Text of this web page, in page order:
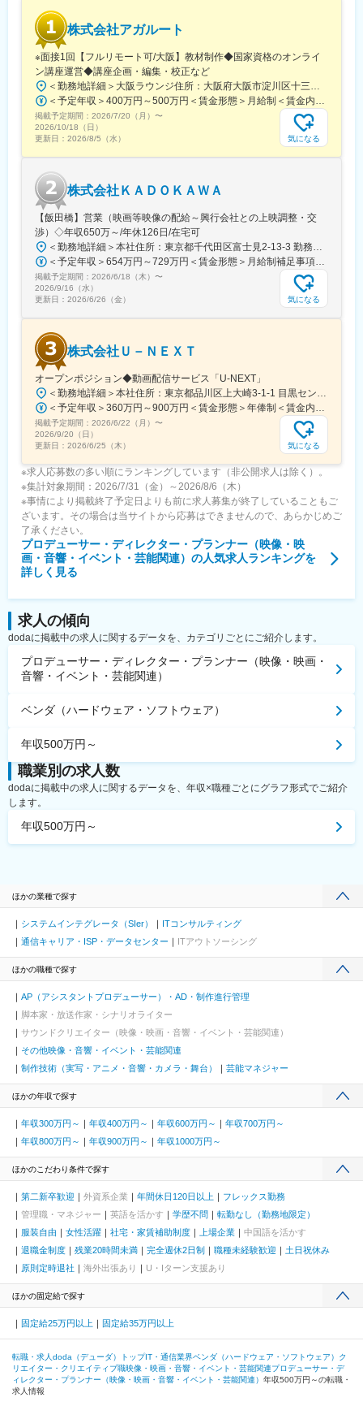
株式会社アガルート
※面接1回【フルリモート可/大阪】教材制作◆国家資格のオンライ
ン講座運営◆講座企画・編集・校正など
＜勤務地詳細＞大阪ラウンジ住所：大阪府大阪市淀川区十三東1丁目17-19 ファルコンビル6階勤務地最寄駅：各線／十三駅受動喫煙対策：屋内全面禁煙変更の範囲：会社の定める事業所（リモートワーク含む）
＜予定年収＞400万円～500万円＜賃金形態＞月給制＜賃金内訳＞月額（基本給）：229,920円固定残業手当/月：46,355円（固定残業時間25時間0分/月）超過した時間外労働の残業手当は追加支給＜月給＞276,275円（一律手当を含む）＜昇給有無＞有＜残業手当＞有＜給与補足＞■昇給：年2回■賞与：年4回(4,7,10.1月／最大12ヶ月分）■その他：業績賞与有■モデルケース：・教材室Aさん：入社当初：年収400万程度⇒入社4年：年収450万程度・工程管理室Bさん：入社当初：年収400万程度⇒入社3年：年収600万程度賃金はあくまでも目安の金額であり、選考を通じて上下する可能性があります。月給(月額)は固定手当を含めた表記です。
掲載予定期間： 2026/7/20（月） 〜
2026/10/18（日）
更新日： 2026/8/5（水） 気になる
株式会社ＫＡＤＯＫＡＷＡ
【飯田橋】営業（映画等映像の配給～興行会社との上映調整・交
渉）◇年収650万～/年休126日/在宅可
＜勤務地詳細＞本社住所：東京都千代田区富士見2-13-3 勤務地最寄駅：各線／飯田橋駅受動喫煙対策：屋内全面禁煙変更の範囲：会社の定める事業所（リモートワーク含む）
＜予定年収＞654万円～729万円＜賃金形態＞月給制補足事項なし＜賃金内訳＞月額（基本給）：330,500円～368,500円固定残業手当/月：77,000円～86,000円（固定残業時間30時間0分/月）超過した時間外労働の残業手当は追加支給＜月給＞407,500円～454,500円（一律手当を含む）＜昇給有無＞有＜残業手当＞有＜給与補足＞※経験・スキル・前年収を考慮の上、当社規定により決定いたします。※残業時間が30時間を超えた場合は、別途残業代を支給いたします。■給与改定年1回（6月）■賞与：年2回（6月、12月）賃金はあくまでも目安の金額であり、選考を通じて上下する可能性があります。月給(月額)は固定手当を含めた表記です。
掲載予定期間： 2026/6/18（木） 〜
2026/9/16（水）
更新日： 2026/6/26（金） 気になる
株式会社Ｕ－ＮＥＸＴ
オープンポジション◆動画配信サービス「U-NEXT」
＜勤務地詳細＞本社住所：東京都品川区上大崎3-1-1 目黒セントラルスクエア勤務地最寄駅：各線／目黒駅受動喫煙対策：屋内全面禁煙変更の範囲：会社の定める事業所
＜予定年収＞360万円～900万円＜賃金形態＞年俸制＜賃金内訳＞年額（基本給）：2,663,580円～3,698,372円固定残業手当/月：78,035円～108,469円（固定残業時間45時間0分/月）超過した時間外労働の残業手当は追加支給＜月額＞300,000円～416,666円（12分割）（一律手当を含む）＜昇給有無＞有＜残業手当＞有＜給与補足＞※上記はあくまで想定であり、ご経験、スキルに応じ決定させて頂きます。■昇給：年1回賃金はあくまでも目安の金額であり、選考を通じて上下する可能性があります。月給(月額)は固定手当を含めた表記です。
掲載予定期間： 2026/6/22（月） 〜
2026/9/20（日）
更新日： 2026/6/25（木） 気になる
※求人応募数の多い順にランキングしています（非公開求人は除く）。
※集計対象期間：2026/7/31（金）～2026/8/6（木）
※事情により掲載終了予定日よりも前に求人募集が終了していることもご
ざいます。その場合は当サイトから応募はできませんので、あらかじめご
了承ください。
プロデューサー・ディレクター・プランナー（映像・映
画・音響・イベント・芸能関連） の人気求人ランキングを
詳しく見る
求人の傾向
dodaに掲載中の求人に関するデータを、カテゴリごとにご紹介します。
プロデューサー・ディレクター・プランナー（映像・映画・
音響・イベント・芸能関連）
ベンダ（ハードウェア・ソフトウェア）
年収500万円～
職業別の求人数
dodaに掲載中の求人に関するデータを、年収×職種ごとにグラフ形式でご紹介
します。
年収500万円～
ほかの業種で探す
システムインテグレータ（SIer）
ITコンサルティング
通信キャリア・ISP・データセンター
ITアウトソーシング
ほかの職種で探す
AP（アシスタントプロデューサー）・AD・制作進行管理
脚本家・放送作家・シナリオライター
サウンドクリエイター（映像・映画・音響・イベント・芸能関連）
その他映像・音響・イベント・芸能関連
制作技術（実写・アニメ・音響・カメラ・舞台）
芸能マネジャー
ほかの年収で探す
年収300万円～ 年収400万円～ 年収600万円～
年収700万円～
年収800万円～
年収900万円～ 年収1000万円～
ほかのこだわり条件で探す
第二新卒歓迎 外資系企業 年間休日120日以上
フレックス勤務
管理職・マネジャー
英語を活かす 学歴不問
転勤なし（勤務地限定）
服装自由
女性活躍 社宅・家賃補助制度 上場企業
中国語を活かす
退職金制度
残業20時間未満 完全週休2日制 職種未経験歓迎
土日祝休み
原則定時退社
海外出張あり U・Iターン支援あり
ほかの固定給で探す
固定給25万円以上 固定給35万円以上
転職・求人doda（デューダ）トップIT・通信業界ベンダ（ハードウェア・ソフトウェア） ク
リエイター・クリエイティブ職映像・映画・音響・イベント・芸能関連プロデューサー・デ
ィレクター・プランナー（映像・映画・音響・イベント・芸能関連） 年収500万円～の転職・
求人情報